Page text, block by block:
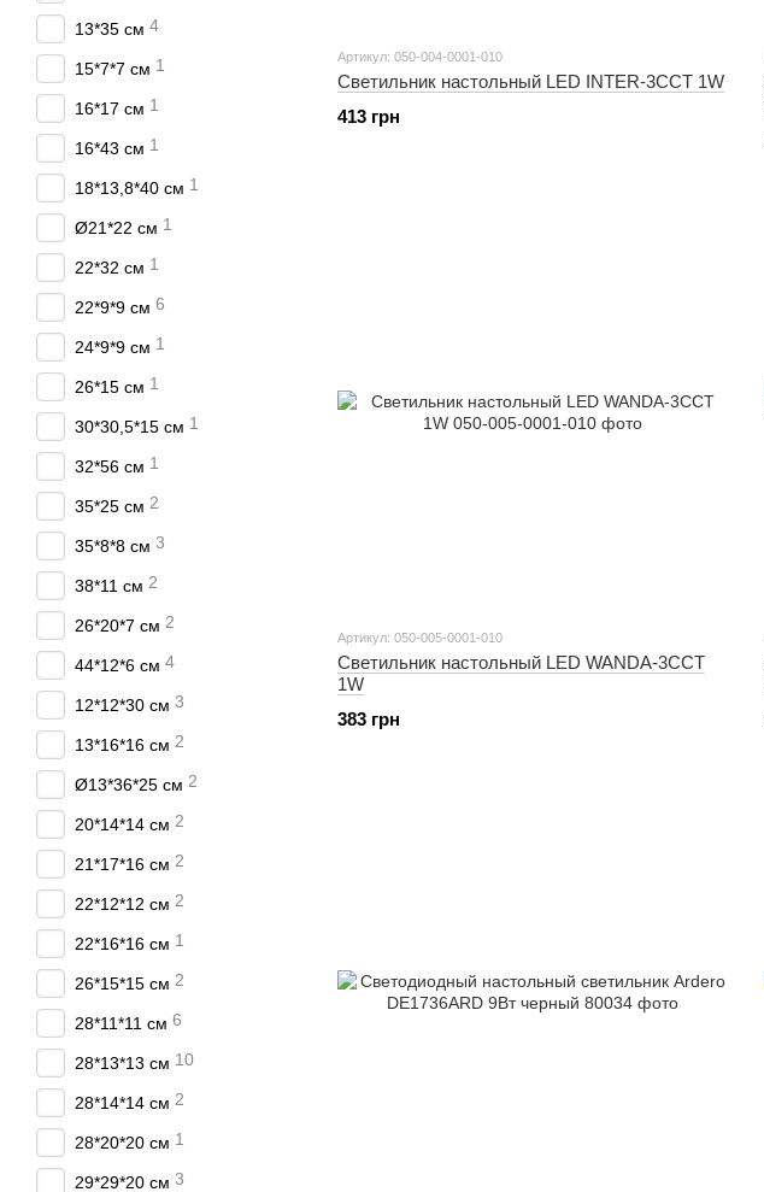
Артикул: 050-004-0001-010
Светильник настольный LED INTER-3CCT 1W
413 грн
Артикул: 050-005-0001-010
Светильник настольный LED WANDA-3CCT
1W
383 грн
13*35 см 4
15*7*7 см 1
16*17 см 1
16*43 см 1
18*13,8*40 см 1
Ø21*22 см 1
22*32 см 1
22*9*9 см 6
24*9*9 см 1
26*15 см 1
30*30,5*15 см 1
32*56 см 1
35*25 см 2
35*8*8 см 3
38*11 см 2
26*20*7 см 2
44*12*6 см 4
12*12*30 см 3
13*16*16 см 2
Ø13*36*25 см 2
20*14*14 см 2
21*17*16 см 2
22*12*12 см 2
22*16*16 см 1
26*15*15 см 2
28*11*11 см 6
28*13*13 см 10
28*14*14 см 2
28*20*20 см 1
29*29*20 см 3